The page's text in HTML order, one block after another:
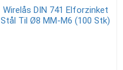
Wirelås DIN 741 Elforzinket
Stål Til Ø8 MM-M6 (100 Stk)